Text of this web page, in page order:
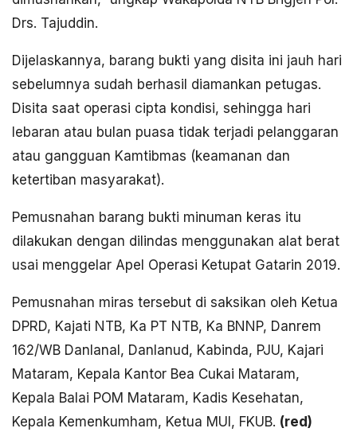
Drs. Tajuddin.
Dijelaskannya, barang bukti yang disita ini jauh hari
sebelumnya sudah berhasil diamankan petugas.
Disita saat operasi cipta kondisi, sehingga hari
lebaran atau bulan puasa tidak terjadi pelanggaran
atau gangguan Kamtibmas (keamanan dan
ketertiban masyarakat).
Pemusnahan barang bukti minuman keras itu
dilakukan dengan dilindas menggunakan alat berat
usai menggelar Apel Operasi Ketupat Gatarin 2019.
Pemusnahan miras tersebut di saksikan oleh Ketua
DPRD, Kajati NTB, Ka PT NTB, Ka BNNP, Danrem
162/WB Danlanal, Danlanud, Kabinda, PJU, Kajari
Mataram, Kepala Kantor Bea Cukai Mataram,
Kepala Balai POM Mataram, Kadis Kesehatan,
Kepala Kemenkumham, Ketua MUI, FKUB. (red)